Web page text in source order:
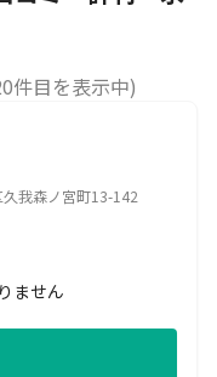
件目を表示中)
我森ノ宮町13-142
ません